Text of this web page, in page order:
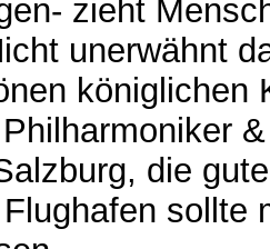
zieht
unerwähnt
königlichen
die
sollte